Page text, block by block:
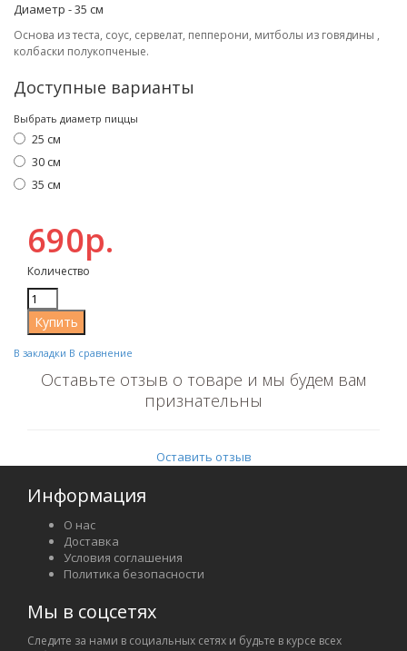
Диаметр - 35 см
Основа из теста, соус, сервелат, пепперони, митболы из говядины ,
колбаски полукопченые.
Доступные варианты
Выбрать диаметр пиццы
25 см
30 см
35 см
690р.
Количество
В закладки В сравнение
Оставьте отзыв о товаре и мы будем вам
признательны
Оставить отзыв
Информация
О нас
Доставка
Условия соглашения
Политика безопасности
Мы в соцсетях
Следите за нами в социальных сетях и будьте в курсе всех